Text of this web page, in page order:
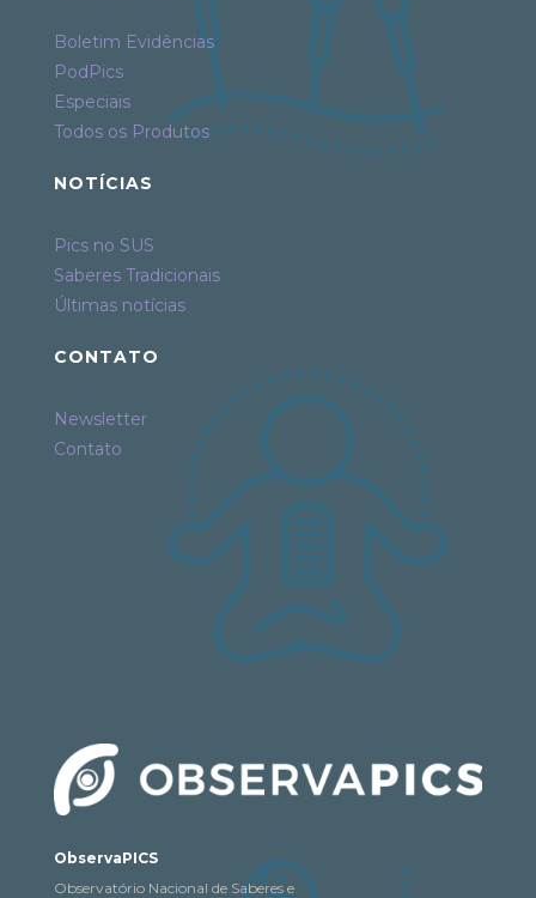
Boletim Evidências
PodPics
Especiais
Todos os Produtos
NOTÍCIAS
Pics no SUS
Saberes Tradicionais
Últimas notícias
CONTATO
Newsletter
Contato
ObservaPICS
Observatório Nacional de Saberes e